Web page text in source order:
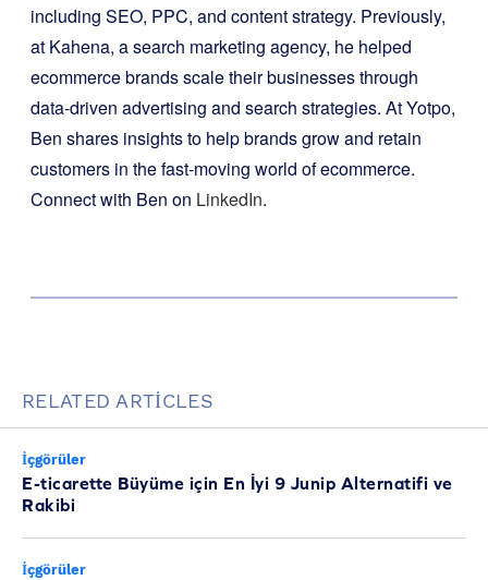
including SEO, PPC, and content strategy. Previously,
at Kahena, a search marketing agency, he helped
ecommerce brands scale their businesses through
data-driven advertising and search strategies. At Yotpo,
Ben shares insights to help brands grow and retain
customers in the fast-moving world of ecommerce.
Connect with Ben on LinkedIn.
RELATED ARTICLES
İçgörüler
E-ticarette Büyüme için En İyi 9 Junip Alternatifi ve
Rakibi
İçgörüler